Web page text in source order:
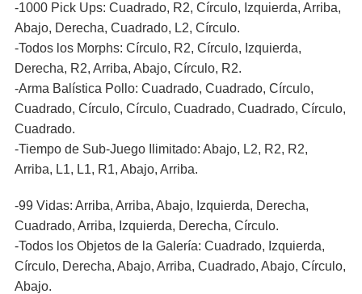
-1000 Pick Ups: Cuadrado, R2, Círculo, Izquierda, Arriba,
Abajo, Derecha, Cuadrado, L2, Círculo.
-Todos los Morphs: Círculo, R2, Círculo, Izquierda,
Derecha, R2, Arriba, Abajo, Círculo, R2.
-Arma Balística Pollo: Cuadrado, Cuadrado, Círculo,
Cuadrado, Círculo, Círculo, Cuadrado, Cuadrado, Círculo,
Cuadrado.
-Tiempo de Sub-Juego Ilimitado: Abajo, L2, R2, R2,
Arriba, L1, L1, R1, Abajo, Arriba.
-99 Vidas: Arriba, Arriba, Abajo, Izquierda, Derecha,
Cuadrado, Arriba, Izquierda, Derecha, Círculo.
-Todos los Objetos de la Galería: Cuadrado, Izquierda,
Círculo, Derecha, Abajo, Arriba, Cuadrado, Abajo, Círculo,
Abajo.